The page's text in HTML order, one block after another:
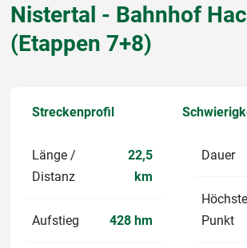
Nistertal - Bahnhof
(Etappen 7+8)
Streckenprofil
Länge /
Distanz
22,5
km
Aufstieg 428 hm
Dauer
Punkt